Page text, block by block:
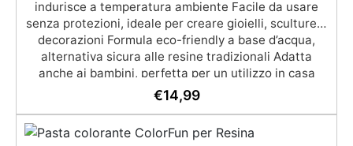
indurisce a temperatura ambiente Facile da usare
senza protezioni, ideale per creare gioielli, sculture e
decorazioni Formula eco-friendly a base d’acqua,
alternativa sicura alle resine tradizionali Adatta
anche ai bambini, perfetta per un utilizzo in casa
senza rischi Multiuso e versatile, pronta in soli 30
minuti per creazioni rapide e personalizzabili.
€14,99